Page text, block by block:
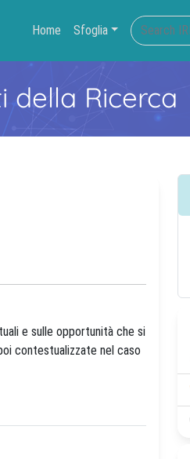
Home Sfoglia
della Ricerca
e sulle opportunità che si
contestualizzate nel caso